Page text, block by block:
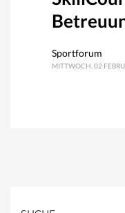
Sportforum
MITTWOCH, 02